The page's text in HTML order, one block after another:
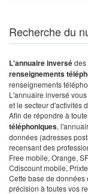
Recherche du
L'annuaire inversédes
renseignements
renseignements
L'annuaire inversé
et le secteur d'activités
Afin de répondre à
téléphoniques,
données (adresses
recensant des
Free mobile, Orange,
Cdiscount mobile,
Cette base de
précision à toutes vos